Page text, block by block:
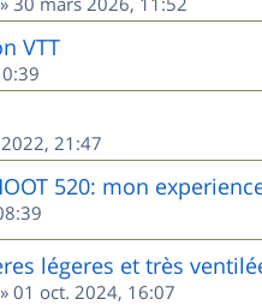
VTT
21:47
520: mon
légeres et très
» 01 oct. 2024, 16:07